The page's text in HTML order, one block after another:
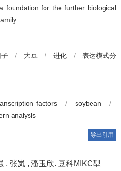
foundation for the further biological
子 / 大豆 / 进化 /
表达模式分
factors / soybean
/
analysis
导出引用
, 张岚 , 潘玉欣. 豆科MIKC型